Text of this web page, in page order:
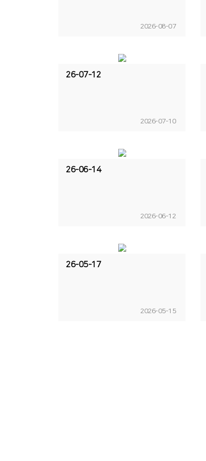
2026-08-07
26-07-12
2026-07-10
26-06-14
2026-06-12
26-05-17
2026-05-15